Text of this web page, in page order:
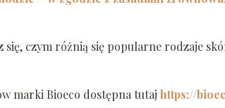
się, czym różnią się popularne rodzaje
marki Bioeco dostępna tutaj https://